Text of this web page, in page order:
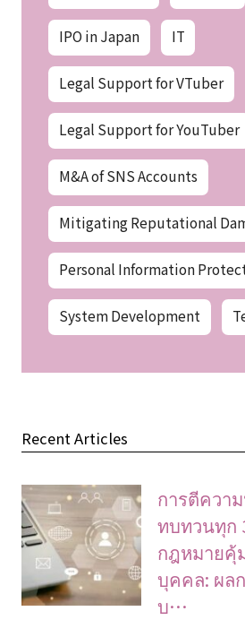
IPO in Japan IT
Legal Support for VTuber
Legal Support for YouTuber
M&A of SNS Accounts
Mitigating Reputational
Personal Information
System Development
Recent Articles
การตีควา
ทบทวนทุก
กฎหมายคุ้
บุคคล: ผล
บ…